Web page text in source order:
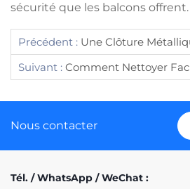
sécurité que les balcons offrent.
Précédent : Une Clôture Métallique Est-Elle Plus
Suivant : Comment Nettoyer Facilement
Nous contacter
Tél. / WhatsApp / WeChat :